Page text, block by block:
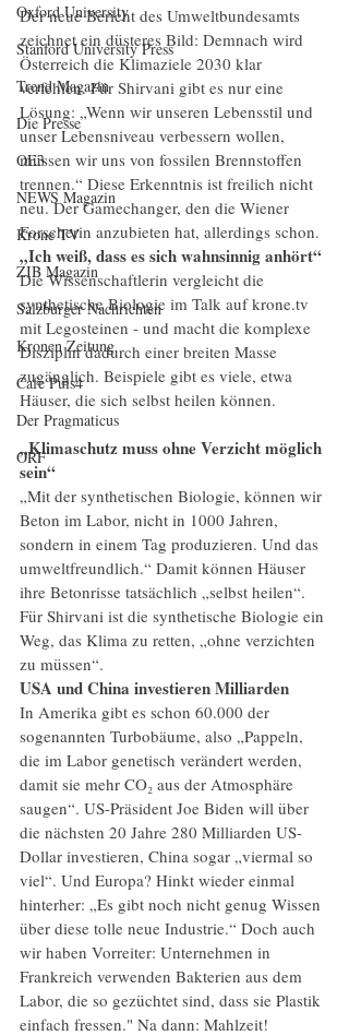
Oxford University
Stanford University Press
Trend Magazin
Die Presse
OE3
NEWS Magazin
Krone TV
ZIB Magazin
Salzburger Nachrichten
Kronen Zeitung
Cafe Puls4
Der Pragmaticus
ORF
Der neue Bericht des Umweltbundesamts
zeichnet ein düsteres Bild: Demnach wird
Österreich die Klimaziele 2030 klar
verfehlen. Für Shirvani gibt es nur eine
Lösung: „Wenn wir unseren Lebensstil und
unser Lebensniveau verbessern wollen,
müssen wir uns von fossilen Brennstoffen
trennen.“ Diese Erkenntnis ist freilich nicht
neu. Der Gamechanger, den die Wiener
Forscherin anzubieten hat, allerdings schon.
„Ich weiß, dass es sich wahnsinnig anhört“
Die Wissenschaftlerin vergleicht die
synthetische Biologie im Talk auf krone.tv
mit Legosteinen - und macht die komplexe
Disziplin dadurch einer breiten Masse
zugänglich. Beispiele gibt es viele, etwa
Häuser, die sich selbst heilen können.
„Klimaschutz muss ohne Verzicht möglich
sein“
„Mit der synthetischen Biologie, können wir
Beton im Labor, nicht in 1000 Jahren,
sondern in einem Tag produzieren. Und das
umweltfreundlich.“ Damit können Häuser
ihre Betonrisse tatsächlich „selbst heilen“.
Für Shirvani ist die synthetische Biologie ein
Weg, das Klima zu retten, „ohne verzichten
zu müssen“.
USA und China investieren Milliarden
In Amerika gibt es schon 60.000 der
sogenannten Turbobäume, also „Pappeln,
die im Labor genetisch verändert werden,
damit sie mehr CO₂ aus der Atmosphäre
saugen“. US-Präsident Joe Biden will über
die nächsten 20 Jahre 280 Milliarden US-
Dollar investieren, China sogar „viermal so
viel“. Und Europa? Hinkt wieder einmal
hinterher: „Es gibt noch nicht genug Wissen
über diese tolle neue Industrie.“ Doch auch
wir haben Vorreiter: Unternehmen in
Frankreich verwenden Bakterien aus dem
Labor, die so gezüchtet sind, dass sie Plastik
einfach fressen." Na dann: Mahlzeit!